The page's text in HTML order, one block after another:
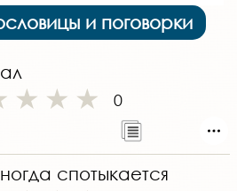
и поговорки
0
спотыкается